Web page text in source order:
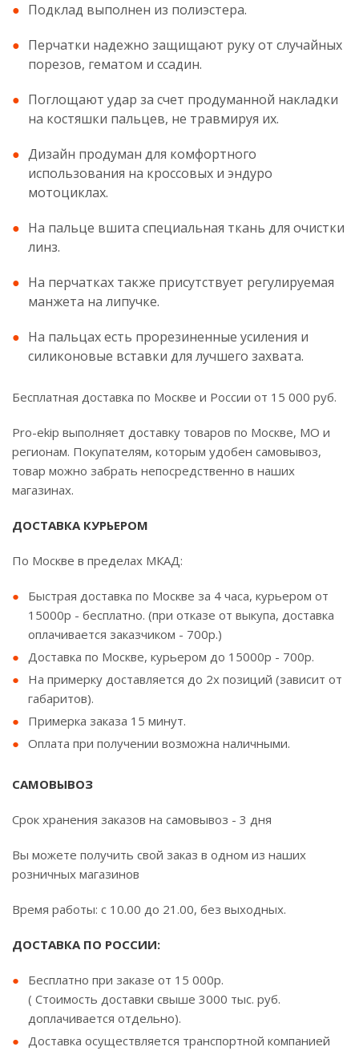
Подклад выполнен из полиэстера.
Перчатки надежно защищают руку от случайных
порезов, гематом и ссадин.
Поглощают удар за счет продуманной накладки
на костяшки пальцев, не травмируя их.
Дизайн продуман для комфортного
использования на кроссовых и эндуро
мотоциклах.
На пальце вшита специальная ткань для очистки
линз.
На перчатках также присутствует регулируемая
манжета на липучке.
На пальцах есть прорезиненные усиления и
силиконовые вставки для лучшего захвата.
Бесплатная доставка по Москве и России от 15 000 руб.
Pro-ekip выполняет доставку товаров по Москве, МО и
регионам. Покупателям, которым удобен самовывоз,
товар можно забрать непосредственно в наших
магазинах.
ДОСТАВКА КУРЬЕРОМ
По Москве в пределах МКАД:
Быстрая доставка по Москве за 4 часа, курьером от
15000р - бесплатно. (при отказе от выкупа, доставка
оплачивается заказчиком - 700р.)
Доставка по Москве, курьером до 15000р - 700р.
На примерку доставляется до 2х позиций (зависит от
габаритов).
Примерка заказа 15 минут.
Оплата при получении возможна наличными.
САМОВЫВОЗ
Срок хранения заказов на самовывоз - 3 дня
Вы можете получить свой заказ в одном из наших
розничных магазинов
Время работы: с 10.00 до 21.00, без выходных.
ДОСТАВКА ПО РОССИИ:
Бесплатно при заказе от 15 000р.
( Стоимость доставки свыше 3000 тыс. руб.
доплачивается отдельно).
Доставка осуществляется транспортной компанией